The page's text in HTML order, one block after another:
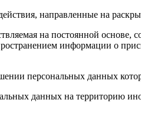
направленные на
на постоянной
информации о
персональных данных
данных на территорию